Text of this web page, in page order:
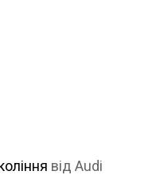
від Audi